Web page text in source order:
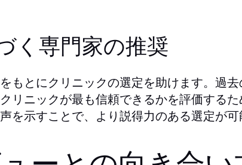
く専門家の推奨
もとにクリニックの選定を助けます。過
リニックが最も信頼できるかを評価する
を示すことで、より説得力のある選定が可